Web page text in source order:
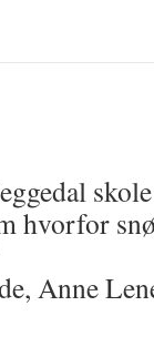
hvorfor
Anne